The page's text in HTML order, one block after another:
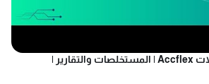
برنامج محاسبي للمقاولات Accflex | المستخلصات والتقارير |